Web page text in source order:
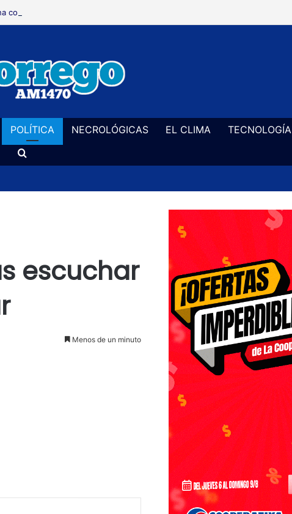
comisión de canchas para inspeccionar los campos de juego
POLÍTICA NECROLÓGICAS EL CLIMA TECNOLOGÍA
Buscar
escuchar
Menos de un minuto